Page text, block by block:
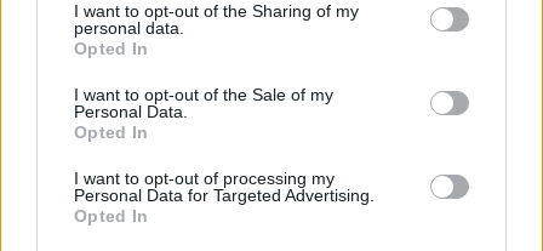
not limited to your visit or usage behaviour. You may click to
grant or deny consent to Google and its third-party tags to
use your data for below specified purposes in below Google
consent section.
I want to opt-out of the Sharing of my
personal data.
Opted In
I want to opt-out of the Sale of my
Personal Data.
Opted In
I want to opt-out of processing my
Personal Data for Targeted Advertising.
Opted In